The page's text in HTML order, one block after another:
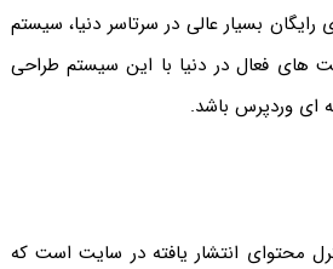
بسیار عالی در سرتاسر دنیا، سیستم
بیش از 50 درصد وب سایت های فعال در دنیا با این سیستم طراحی
ای وردپرس باشد.
محتوای انتشار یافته در سایت است که